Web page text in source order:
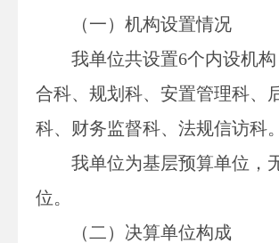
（一） 机构设置情况
我单位共设置6个内设机
合科、规划科、安置管理科、
科、财务监督科、法规信访科。
我单位为基层预算单位，
位。
（二）决算单位构成